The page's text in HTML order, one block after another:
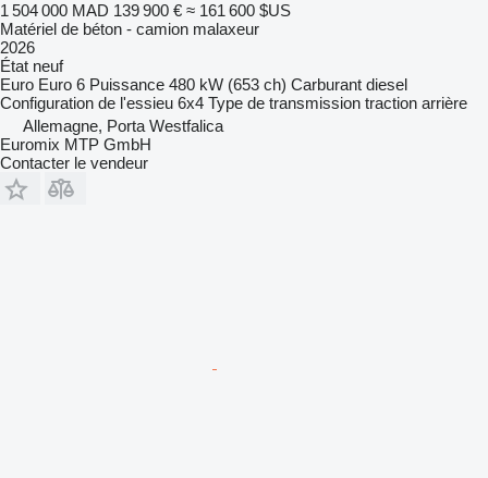
1 504 000 MAD 139 900 € ≈ 161 600 $US
Matériel de béton - camion malaxeur
2026
État neuf
Euro Euro 6 Puissance 480 kW (653 ch) Carburant diesel
Configuration de l'essieu 6x4 Type de transmission traction arrière
Allemagne, Porta Westfalica
Euromix MTP GmbH
Contacter le vendeur